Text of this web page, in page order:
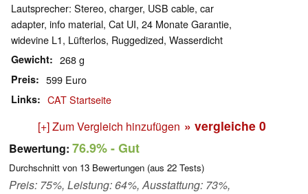
Lautsprecher: Stereo, charger, USB cable, car
adapter, info material, Cat UI, 24 Monate Garantie,
widevine L1, Lüfterlos, Ruggedized, Wasserdicht
Gewicht 268 g
Preis 599 Euro
Links CAT Startseite
[+] Zum Vergleich hinzufügen » vergleiche 0
Bewertung: 76.9%- Gut
Durchschnitt von 13 Bewertungen (aus 22 Tests)
Preis: 75%, Leistung: 64%, Ausstattung: 73%,